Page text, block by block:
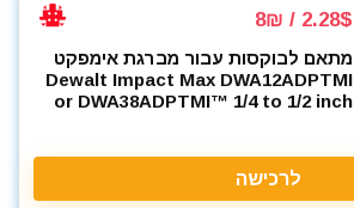
2.28$ / 8₪
מתאם לבוקסות עבור מברגת אימפקט
Dewalt Impact Max DWA12ADPTMI
or DWA38ADPTMI™ 1/4 to 1/2 inch
לרכישה